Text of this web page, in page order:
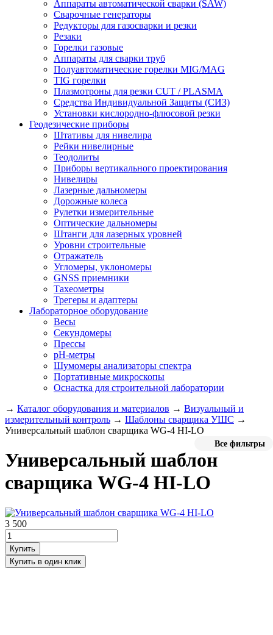
Аппараты автоматической сварки (SAW)
Сварочные генераторы
Редукторы для газосварки и резки
Резаки
Горелки газовые
Аппараты для сварки труб
Полуавтоматические горелки MIG/MAG
TIG горелки
Плазмотроны для резки CUT / PLASMA
Средства Индивидуальной Защиты (СИЗ)
Установки кислородно-флюсовой резки
Геодезические приборы
Штативы для нивелира
Рейки нивелирные
Теодолиты
Приборы вертикального проектирования
Нивелиры
Лазерные дальномеры
Дорожные колеса
Рулетки измерительные
Оптические дальномеры
Штанги для лазерных уровней
Уровни строительные
Отражатель
Угломеры, уклономеры
GNSS приемники
Тахеометры
Трегеры и адаптеры
Лабораторное оборудование
Весы
Секундомеры
Прессы
pH-метры
Шумомеры анализаторы спектра
Портативные микроскопы
Оснастка для строительной лаборатории
→ Каталог оборудования и материалов → Визуальный и
измерительный контроль → Шаблоны сварщика УШС →
Универсальный шаблон сварщика WG-4 HI-LO
Все фильтры
Универсальный шаблон
сварщика WG-4 HI-LO
3 500